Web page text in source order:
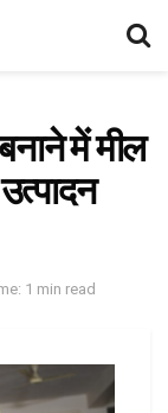
में मील
1 min read